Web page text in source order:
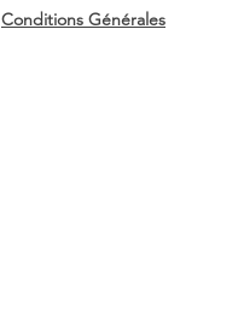
Conditions Générales